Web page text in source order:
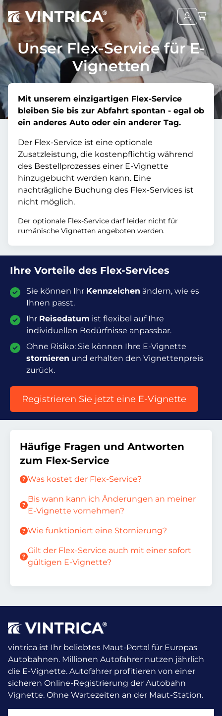
Unser Flex-Service für E-
Vignetten
Mit unserem einzigartigen Flex-Service
bleiben Sie bis zur Abfahrt spontan - egal ob
ein anderes Auto oder ein anderer Tag.
Der Flex-Service ist eine optionale
Zusatzleistung, die kostenpflichtig während
des Bestellprozesses einer E-Vignette
hinzugebucht werden kann. Eine
nachträgliche Buchung des Flex-Services ist
nicht möglich.
Der optionale Flex-Service darf leider nicht für
rumänische Vignetten angeboten werden.
Ihre Vorteile des Flex-Services
Sie können Ihr Kennzeichen ändern, wie es
Ihnen passt.
Ihr Reisedatum ist flexibel auf Ihre
individuellen Bedürfnisse anpassbar.
Ohne Risiko: Sie können Ihre E-Vignette
stornieren und erhalten den Vignettenpreis
zurück.
Registrieren Sie jetzt eine E-Vignette
Häufige Fragen und Antworten
zum Flex-Service
Was kostet der Flex-Service?
Bis wann kann ich Änderungen an meiner
E-Vignette vornehmen?
Wie funktioniert eine Stornierung?
Gilt der Flex-Service auch mit einer sofort
gültigen E-Vignette?
vintrica ist Ihr beliebtes Maut-Portal für Europas
Autobahnen. Millionen Autofahrer nutzen jährlich
die E-Vignette. Autofahrer profitieren von einer
sicheren Online-Registrierung der Autobahn
Vignette. Ohne Wartezeiten an der Maut-Station.